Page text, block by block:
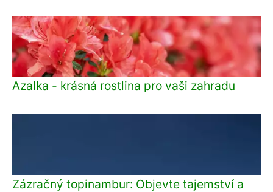
Azalka - krásná rostlina pro vaši zahradu
Zázračný topinambur: Objevte tajemství a